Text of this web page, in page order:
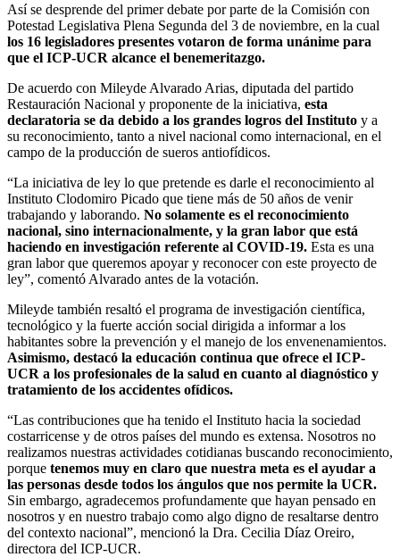
Así se desprende del primer debate por parte de la Comisión con
Potestad Legislativa Plena Segunda del 3 de noviembre, en la cual
los 16 legisladores presentes votaron de forma unánime para
que el ICP-UCR alcance el benemeritazgo.
De acuerdo con Mileyde Alvarado Arias, diputada del partido
Restauración Nacional y proponente de la iniciativa, esta
declaratoria se da debido a los grandes logros del Instituto y a
su reconocimiento, tanto a nivel nacional como internacional, en el
campo de la producción de sueros antiofídicos.
“La iniciativa de ley lo que pretende es darle el reconocimiento al
Instituto Clodomiro Picado que tiene más de 50 años de venir
trabajando y laborando. No solamente es el reconocimiento
nacional, sino internacionalmente, y la gran labor que está
haciendo en investigación referente al COVID-19. Esta es una
gran labor que queremos apoyar y reconocer con este proyecto de
ley”, comentó Alvarado antes de la votación.
Mileyde también resaltó el programa de investigación científica,
tecnológico y la fuerte acción social dirigida a informar a los
habitantes sobre la prevención y el manejo de los envenenamientos.
Asimismo, destacó la educación continua que ofrece el ICP-
UCR a los profesionales de la salud en cuanto al diagnóstico y
tratamiento de los accidentes ofídicos.
“Las contribuciones que ha tenido el Instituto hacia la sociedad
costarricense y de otros países del mundo es extensa. Nosotros no
realizamos nuestras actividades cotidianas buscando reconocimiento,
porque tenemos muy en claro que nuestra meta es el ayudar a
las personas desde todos los ángulos que nos permite la UCR.
Sin embargo, agradecemos profundamente que hayan pensado en
nosotros y en nuestro trabajo como algo digno de resaltarse dentro
del contexto nacional”, mencionó la Dra. Cecilia Díaz Oreiro,
directora del ICP-UCR.